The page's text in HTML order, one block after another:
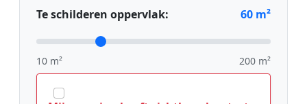
Te schilderen oppervlak: 60 m²
10 m² 200 m²